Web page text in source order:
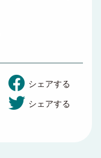
シェアする
シェアする